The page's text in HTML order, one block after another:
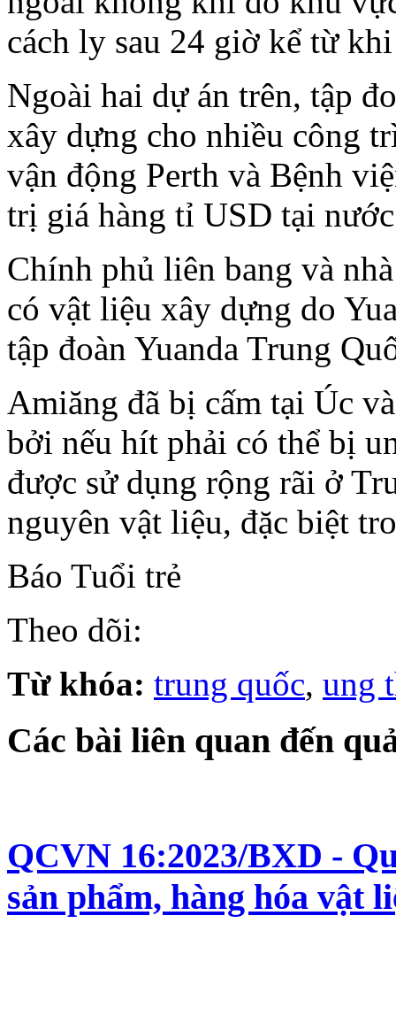
cách ly sau 24 giờ kể từ
Ngoài hai dự án trên, tập
xây dựng cho nhiều công
vận động Perth và Bệnh
trị giá hàng tỉ USD tại
Chính phủ liên bang và
có vật liệu xây dựng do
tập đoàn Yuanda Trung
Amiăng đã bị cấm tại Úc
bởi nếu hít phải có thể bị
được sử dụng rộng rãi ở
nguyên vật liệu, đặc biệt
Báo Tuổi trẻ
Theo dõi:
Từ khóa: trung quốc, ung
Các bài liên quan đến
QCVN 16:2023/BXD -
sản phẩm, hàng hóa vật